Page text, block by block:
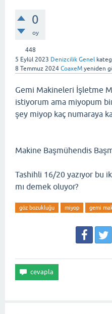
0
oy
448
5 Eylül 2023 Denizcilik Genel
8 Temmuz 2024 CoaxeM yeniden
Gemi Makineleri İşletme
istiyorum ama miyopum
şey miyop kaç numaraya
Makine Başmühendis
Tashihli 16/20 yazıyor bu
mı demek oluyor?
göz bozukluğu miyop gemi